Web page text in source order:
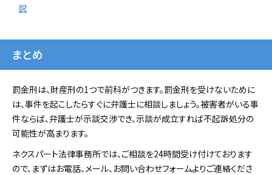
説
まとめ
罰金刑は、財産刑の1つで前科がつきます。罰金刑を受けないために
は、事件を起こしたらすぐに弁護士に相談しましょう。被害者がいる事
件ならば、弁護士が示談交渉でき、示談が成立すれば不起訴処分の
可能性が高まります。
ネクスパート法律事務所では、ご相談を24時間受け付けております
ので、まずはお電話、メール、お問い合わせフォームよりご連絡くださ